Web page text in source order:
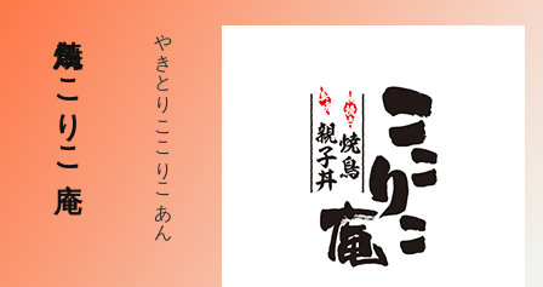
焼鳥 ここりこ庵 やきとり ここりこあん